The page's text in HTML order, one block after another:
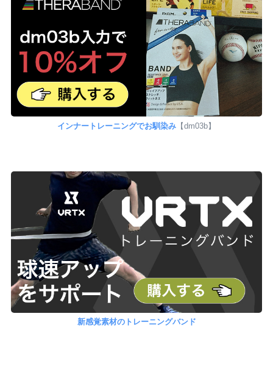
インナートレーニングでお馴染み 【dm03b】
新感覚素材のトレーニングバンド